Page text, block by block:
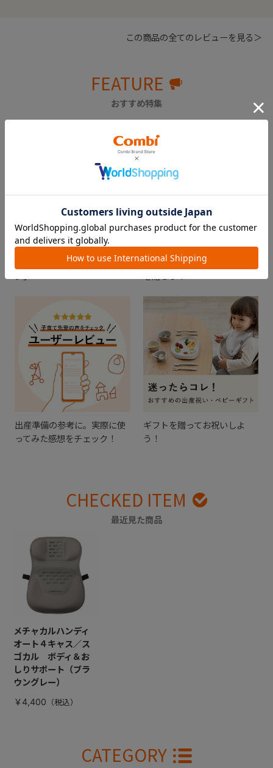
この商品の全てのレビューを見る＞
FEATURE
おすすめ特集
出産準備を学べるイベント
「プレママ・プレパパレッス
メッセージと一緒にメールや
SNSを使ってギフトチケット
出産準備の参考に。実際に使
ってみた感想をチェック！
ギフトを贈ってお祝いしよ
う！
CHECKED ITEM
最近見た商品
メチャカルハンディ
オート４キャス／ス
ゴカル ボディ＆お
しりサポート（ブラ
ウングレー）
￥4,400
CATEGORY